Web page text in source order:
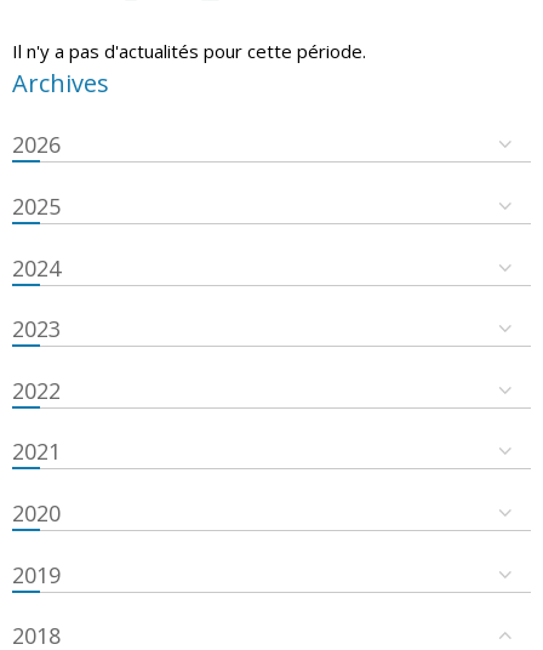
Il n'y a pas d'actualités pour cette période.
Archives
2026
2025
2024
2023
2022
2021
2020
2019
2018